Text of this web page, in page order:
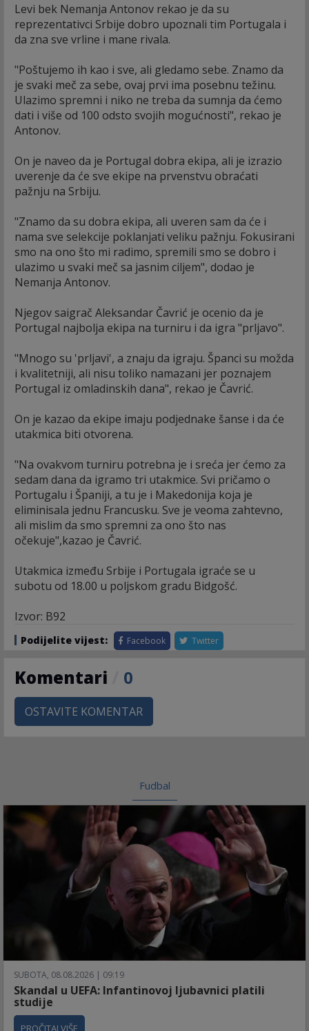
Levi bek Nemanja Antonov rekao je da su
reprezentativci Srbije dobro upoznali tim Portugala i
da zna sve vrline i mane rivala.
"Poštujemo ih kao i sve, ali gledamo sebe. Znamo da
je svaki meč za sebe, ovaj prvi ima posebnu težinu.
Ulazimo spremni i niko ne treba da sumnja da ćemo
dati i više od 100 odsto svojih mogućnosti", rekao je
Antonov.
On je naveo da je Portugal dobra ekipa, ali je izrazio
uverenje da će sve ekipe na prvenstvu obraćati
pažnju na Srbiju.
"Znamo da su dobra ekipa, ali uveren sam da će i
nama sve selekcije poklanjati veliku pažnju. Fokusirani
smo na ono što mi radimo, spremili smo se dobro i
ulazimo u svaki meč sa jasnim ciljem", dodao je
Nemanja Antonov.
Njegov saigrač Aleksandar Čavrić je ocenio da je
Portugal najbolja ekipa na turniru i da igra "prljavo".
"Mnogo su 'prljavi', a znaju da igraju. Španci su možda
i kvalitetniji, ali nisu toliko namazani jer poznajem
Portugal iz omladinskih dana", rekao je Čavrić.
On je kazao da ekipe imaju podjednake šanse i da će
utakmica biti otvorena.
"Na ovakvom turniru potrebna je i sreća jer ćemo za
sedam dana da igramo tri utakmice. Svi pričamo o
Portugalu i Španiji, a tu je i Makedonija koja je
eliminisala jednu Francusku. Sve je veoma zahtevno,
ali mislim da smo spremni za ono što nas
očekuje",kazao je Čavrić.
Utakmica između Srbije i Portugala igraće se u
subotu od 18.00 u poljskom gradu Bidgošć.
Izvor: B92
Podijelite vijest: Facebook Twitter
Komentari 0
OSTAVITE KOMENTAR
Fudbal
SUBOTA, 08.08.2026 | 09:19
Skandal u UEFA: Infantinovoj ljubavnici platili
studije
PROČITAJ VIŠE